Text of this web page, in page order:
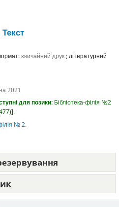
Текст
звичайний друк; літературний
2021
для позики: Бібліотека-філія №2
.
№ 2.